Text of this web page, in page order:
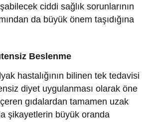
ciddi sağlık sorunlarının
da büyük önem taşıdığına
Beslenme
hastalığının bilinen tek tedavisi
diyet uygulanması olarak öne
gıdalardan tamamen uzak
şikayetlerin büyük oranda